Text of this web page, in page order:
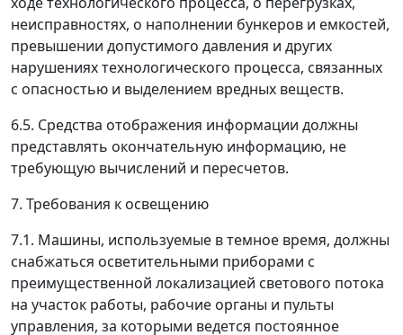
неисправностях, о наполнении бункеров и емкостей,
превышении допустимого давления и других
нарушениях технологического процесса, связанных
с опасностью и выделением вредных веществ.
6.5. Средства отображения информации должны
представлять окончательную информацию, не
требующую вычислений и пересчетов.
7. Требования к освещению
7.1. Машины, используемые в темное время, должны
снабжаться осветительными приборами с
преимущественной локализацией светового потока
на участок работы, рабочие органы и пульты
управления, за которыми ведется постоянное